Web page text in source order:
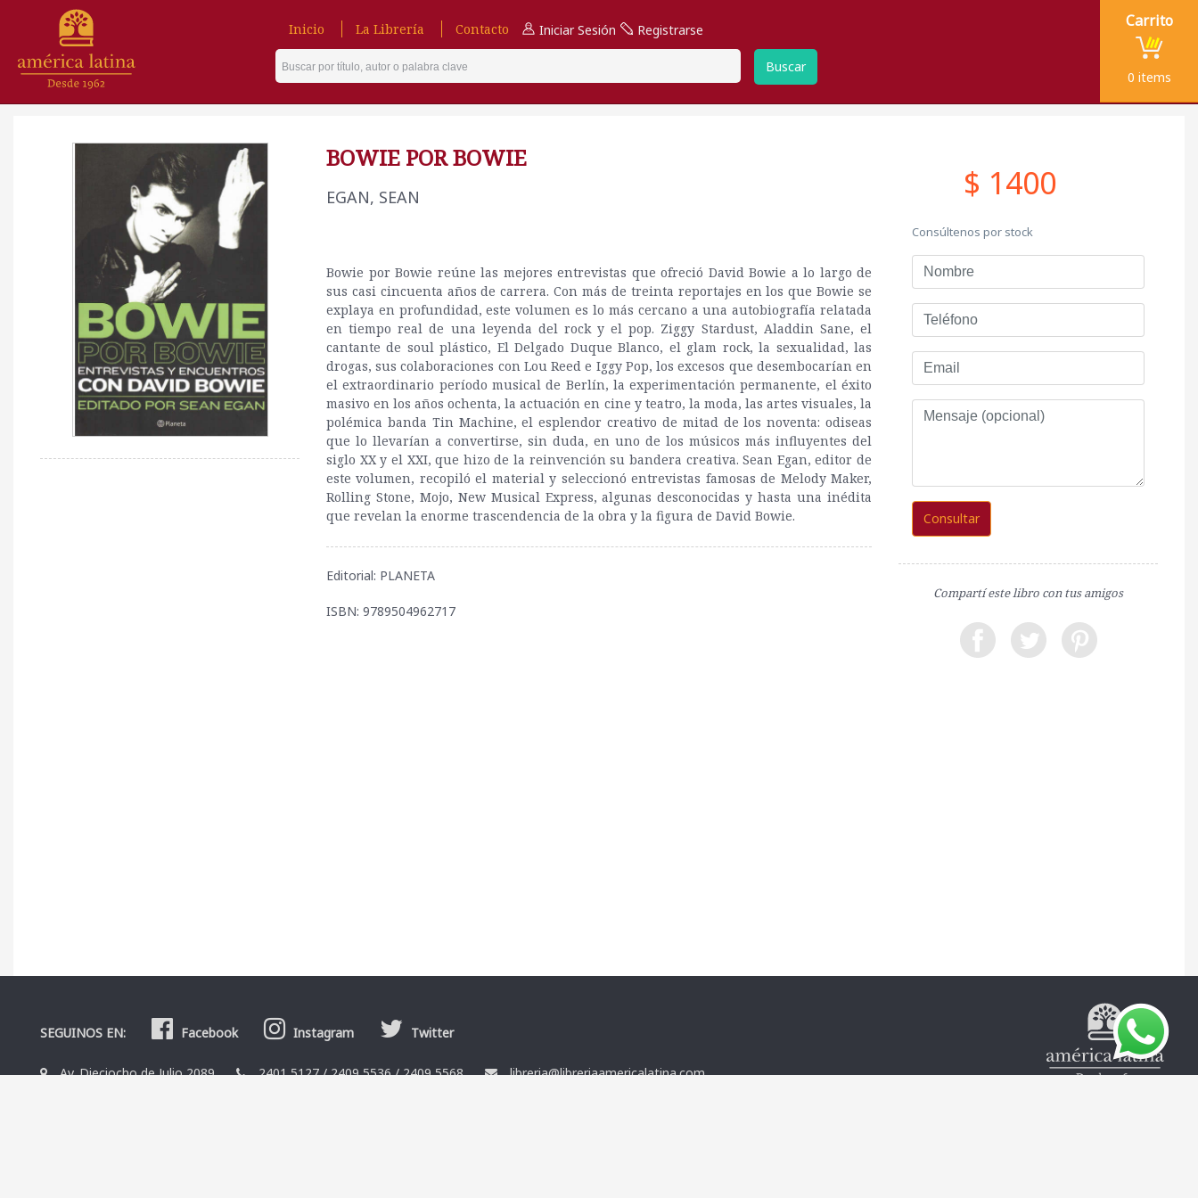
Inicio La Librería Contacto Iniciar Sesión Registrarse
Buscar
Carrito
0 items
BOWIE POR BOWIE
EGAN, SEAN
Bowie por Bowie reúne las mejores entrevistas que ofreció David Bowie a lo largo de
sus casi cincuenta años de carrera. Con más de treinta reportajes en los que Bowie se
explaya en profundidad, este volumen es lo más cercano a una autobiografía relatada
en tiempo real de una leyenda del rock y el pop. Ziggy Stardust, Aladdin Sane, el
cantante de soul plástico, El Delgado Duque Blanco, el glam rock, la sexualidad, las
drogas, sus colaboraciones con Lou Reed e Iggy Pop, los excesos que desembocarían en
el extraordinario período musical de Berlín, la experimentación permanente, el éxito
masivo en los años ochenta, la actuación en cine y teatro, la moda, las artes visuales, la
polémica banda Tin Machine, el esplendor creativo de mitad de los noventa: odiseas
que lo llevarían a convertirse, sin duda, en uno de los músicos más influyentes del
siglo XX y el XXI, que hizo de la reinvención su bandera creativa. Sean Egan, editor de
este volumen, recopiló el material y seleccionó entrevistas famosas de Melody Maker,
Rolling Stone, Mojo, New Musical Express, algunas desconocidas y hasta una inédita
que revelan la enorme trascendencia de la obra y la figura de David Bowie.
Editorial: PLANETA
ISBN: 9789504962717
$ 1400
Consúltenos por stock
Nombre
Teléfono
Email
Mensaje
Consultar
Compartí este libro con tus amigos
SEGUINOS EN: Facebook Instagram Twitter
Av. Dieciocho de Julio 2089 2401 5127/2409 5536/2409 5568 libreria@libreriaamericalatina.com